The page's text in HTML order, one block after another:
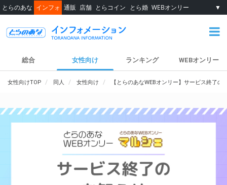
とらのあな インフォ 通販 店舗 とらコイン とら婚 WEBオンリー ▼
総合 女性向け ランキング WEBオンリー
女性向けTOP 同人 女性向け 【とらのあなWEBオンリー】サービス終了の